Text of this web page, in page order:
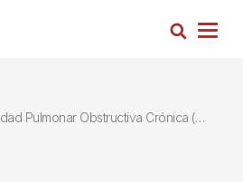
Busca
Pulmonar Obstructiva Crónica (EPOC)